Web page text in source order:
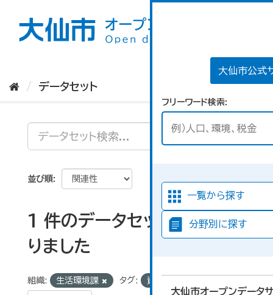
大仙市公式
フリーワード検索
一覧から探す
分野別に探す
大仙市オープンデータ
データセット
並び順
1 件のデータセットが見つか
りました
組織: 生活環境課 タグ: 資源物